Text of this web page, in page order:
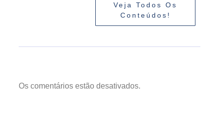
Veja Todos Os
Conteúdos!
Os comentários estão desativados.